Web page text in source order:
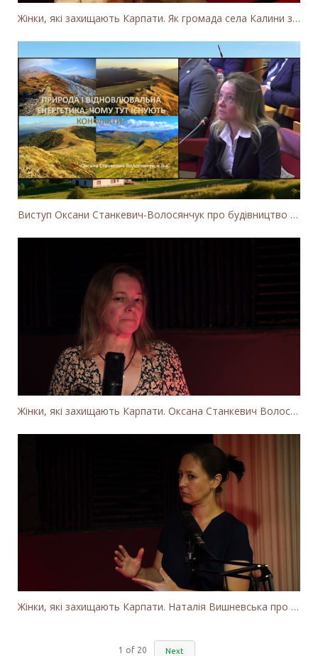
Жінки, які захищають Карпати. Як громада села Калини захищає річку Тересву від забудови МГЕС
Виступ Оксани Станкевич-Волосянчук про будівництво вітропарків у Закарпатській області
Жінки, які захищають Карпати. Оксана Станкевич Волосянчук про вітряки на високогір'ї Карпат
Жінки, які захищають Карпати. Наталія Вишневська про вітряки в Закарпатті та участь громадськості
1 of 20 Next